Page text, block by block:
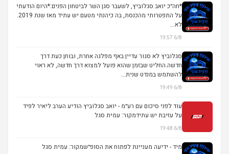
*חה״כ יואב סגלוביץ, לשעבר סגן השר לביטחון הפנים:*היום הודעתי
על התפטרותי מהכנסת, בה כיהנתי מטעם יש עתיד מאז שנת 2019.
לא...
6/8 19:57
סגלוביץ לא סגור עדיין באף מפלגה אחרת, ובוחן כעת דרך
חדשה.החליט שבזמן שהוא פועל למצוא דרך חדשה, לא ראוי
להשתמש במנדט שנית...
6/8 19:49
עוד לפני סיכום עם רע״מ - יואב סגלוביץ הודיע הערב ליאיר לפיד
על עזיבת יש עתידמקור: עמית סגל
6/8 19:48
מיד - ידיעה מעניינת לפתוח את הסופ״שמקור: עמית סגל